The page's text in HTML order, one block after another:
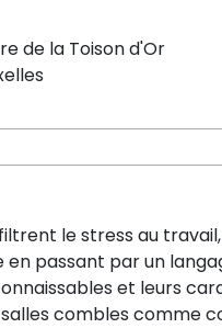
de la Toison d'Or
le stress au
passant par un
et leurs
combles comme